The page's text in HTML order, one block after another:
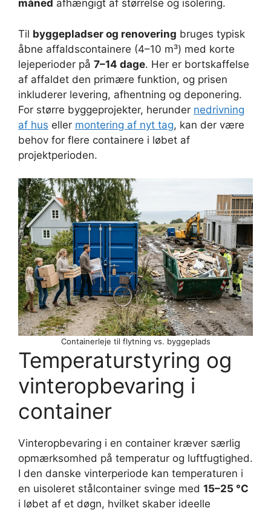
måned afhængigt af størrelse og isolering.
Til byggepladser og renovering bruges typisk
åbne affaldscontainere (4–10 m³) med korte
lejeperioder på 7–14 dage. Her er bortskaffelse
af affaldet den primære funktion, og prisen
inkluderer levering, afhentning og deponering.
For større byggeprojekter, herunder nedrivning
af hus eller montering af nyt tag, kan der være
behov for flere containere i løbet af
projektperioden.
Containerleje til flytning vs. byggeplads
Temperaturstyring og
vinteropbevaring i
container
Vinteropbevaring i en container kræver særlig
opmærksomhed på temperatur og luftfugtighed.
I den danske vinterperiode kan temperaturen i
en uisoleret stålcontainer svinge med 15–25 °C
i løbet af et døgn, hvilket skaber ideelle